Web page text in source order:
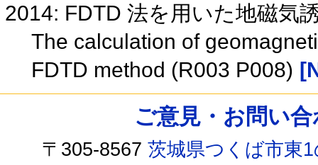
2014: FDTD 法を用いた地磁気
The calculation of
FDTD method (R003 P008)
ご意見・お問い
〒305-8567茨城県つくば市東